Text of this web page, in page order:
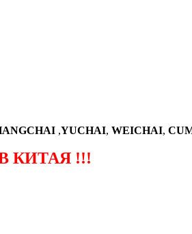
,YUCHAI, WEICHAI,
КИТАЯ !!!